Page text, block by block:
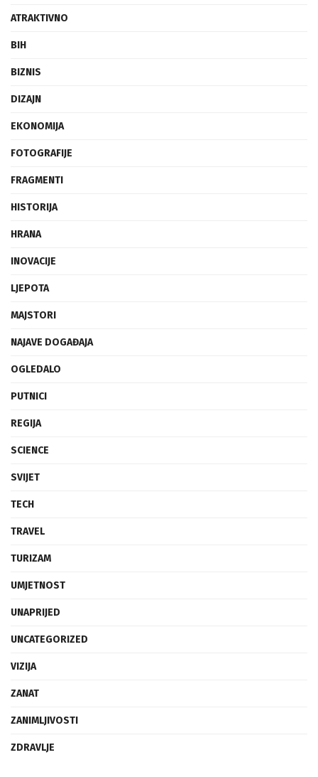
ATRAKTIVNO
BIH
BIZNIS
DIZAJN
EKONOMIJA
FOTOGRAFIJE
FRAGMENTI
HISTORIJA
HRANA
INOVACIJE
LJEPOTA
MAJSTORI
NAJAVE DOGAĐAJA
OGLEDALO
PUTNICI
REGIJA
SCIENCE
SVIJET
TECH
TRAVEL
TURIZAM
UMJETNOST
UNAPRIJED
UNCATEGORIZED
VIZIJA
ZANAT
ZANIMLJIVOSTI
ZDRAVLJE